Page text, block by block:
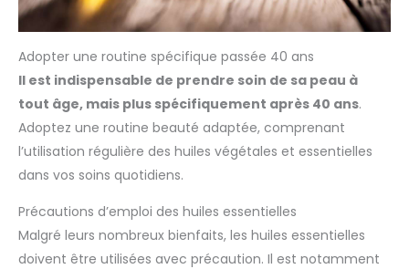
Adopter une routine spécifique passée 40 ans
Il est indispensable de prendre soin de sa peau à
tout âge, mais plus spécifiquement après 40 ans.
Adoptez une routine beauté adaptée, comprenant
l’utilisation régulière des huiles végétales et essentielles
dans vos soins quotidiens.
Précautions d’emploi des huiles essentielles
Malgré leurs nombreux bienfaits, les huiles essentielles
doivent être utilisées avec précaution. Il est notamment